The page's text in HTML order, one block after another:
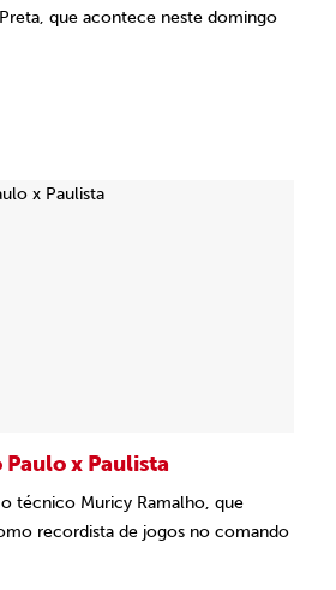
que acontece neste domingo
Paulo x Paulista
técnico Muricy Ramalho, que
recordista de jogos no comando